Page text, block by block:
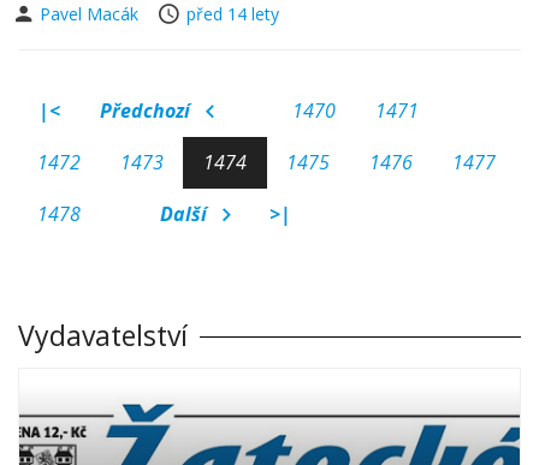
Pavel Macák
před 14 lety
|< Předchozí 1470
1471
1472
1473 1474 1475 1476
1477
1478
Další >|
Vydavatelství